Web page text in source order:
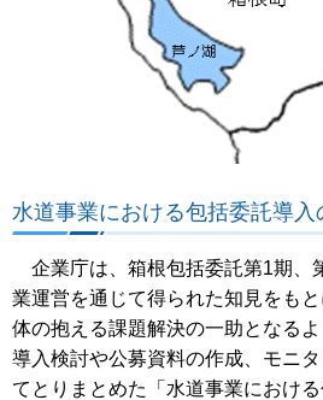
水道事業における包括委託導入
企業庁は、箱根包括委託第1期、
業運営を通じて得られた知見をも
体の抱える課題解決の一助となる
導入検討や公募資料の作成、モニ
てとりまとめた「水道事業における